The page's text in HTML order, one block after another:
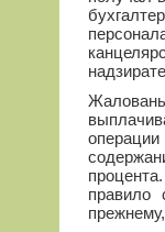
правило